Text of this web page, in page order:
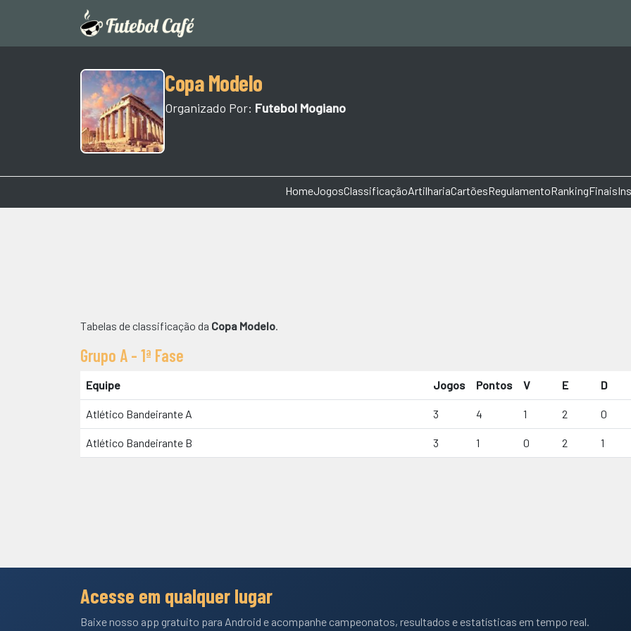
Copa Modelo
Organizado Por: Futebol Mogiano
HomeJogosClassificaçãoArtilhariaCartõesRegulamentoRankingFinais
Tabelas de classificação da Copa Modelo.
Grupo A - 1ª Fase
Equipe Jogos Pontos V E D
Atlético Bandeirante A 3 4 1 2 0
Atlético Bandeirante B 3 1 0 2 1
Acesse em qualquer lugar
Baixe nosso app gratuito para Android e acompanhe campeonatos, resultados e estatísticas em tempo real.